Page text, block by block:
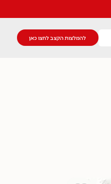
להמלצות הקצב לחצו כאן